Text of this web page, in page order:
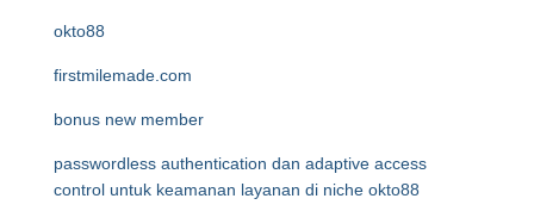
okto88
firstmilemade.com
bonus new member
passwordless authentication dan adaptive access
control untuk keamanan layanan di niche okto88